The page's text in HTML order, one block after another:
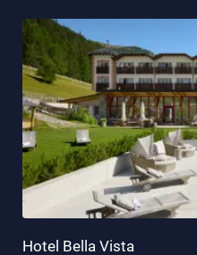
Hotel Bella Vista